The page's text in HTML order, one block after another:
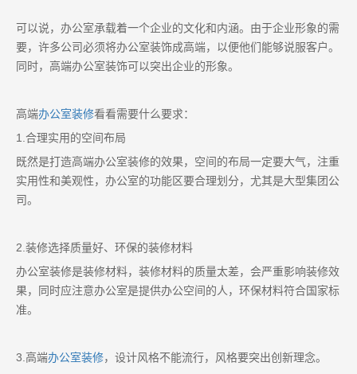
可以说，办公室承载着一个企业的文化和内涵。由于企业形象的需
要，许多公司必须将办公室装饰成高端，以便他们能够说服客户。
同时，高端办公室装饰可以突出企业的形象。
高端办公室装修看看需要什么要求：
1.合理实用的空间布局
既然是打造高端办公室装修的效果，空间的布局一定要大气，注重
实用性和美观性，办公室的功能区要合理划分，尤其是大型集团公
司。
2.装修选择质量好、环保的装修材料
办公室装修是装修材料，装修材料的质量太差，会严重影响装修效
果，同时应注意办公室是提供办公空间的人，环保材料符合国家标
准。
3.高端办公室装修，设计风格不能流行，风格要突出创新理念。